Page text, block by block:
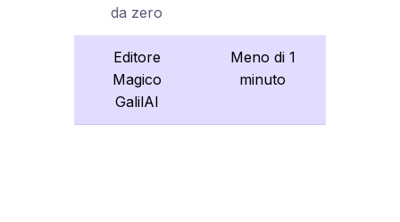
da zero
Editore
Magico
GalilAI
Meno di 1
minuto